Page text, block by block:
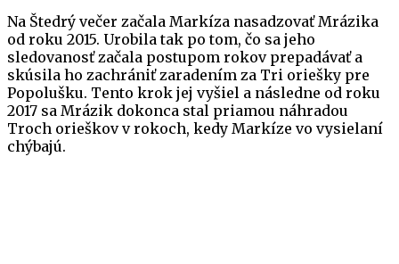
Na Štedrý večer začala Markíza nasadzovať Mrázika
od roku 2015. Urobila tak po tom, čo sa jeho
sledovanosť začala postupom rokov prepadávať a
skúsila ho zachrániť zaradením za Tri oriešky pre
Popolušku. Tento krok jej vyšiel a následne od roku
2017 sa Mrázik dokonca stal priamou náhradou
Troch orieškov v rokoch, kedy Markíze vo vysielaní
chýbajú.